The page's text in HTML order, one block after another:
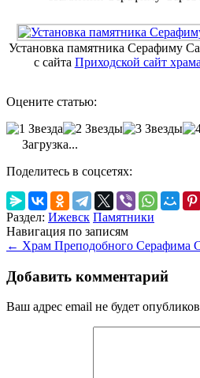
Установка памятника Серафиму
с сайта Приходской сайт
Оцените статью:
Загрузка...
Поделитесь в соцсетях:
Раздел: Ижевск Памятники
Навигация по записям
← Храм Преподобного Серафима
Добавить комментарий
Ваш адрес email не будет